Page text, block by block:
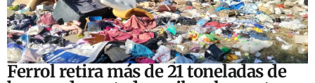
Ferrol retira más de 21 toneladas de